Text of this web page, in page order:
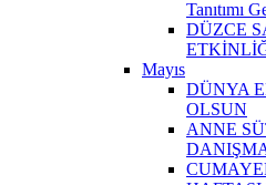
Tanıtımı
DÜZCE
Mayıs
DÜNYA
OLSUN
ANNE